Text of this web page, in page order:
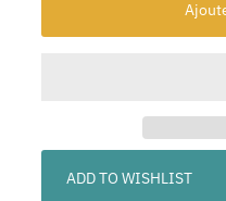
ADD TO WISHLIST